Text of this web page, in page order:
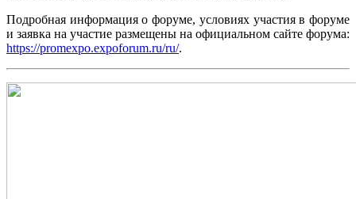
Подробная информация о форуме, условиях участия в форуме
и заявка на участие размещены на официальном сайте форума:
https://promexpo.expoforum.ru/ru/.